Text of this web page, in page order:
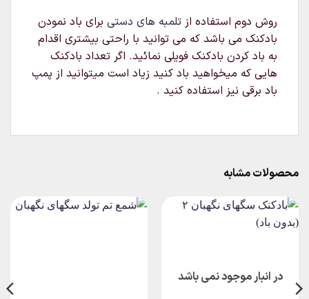
روش دوم استفاده از تلمبه های دستی برای باد نمودن
بادکنک می باشد که می توانید با راحتی بیشتری اقدام
به باد کردن بادکنک فویلی نمائید. اگر تعداد بادکنک
هایی که میخواهید باد کنید زیاد است میتوانید از پمپ
باد برقی نیز استفاده کنید .
محصولات مشابه
در انبار موجود نمی باشد